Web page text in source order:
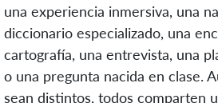
una experiencia inmersiva, una
diccionario especializado, una
cartografía, una entrevista, una
o una pregunta nacida en clase.
sean distintos, todos comparten